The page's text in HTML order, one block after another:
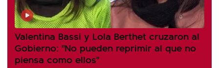
Valentina Bassi y Lola Berthet cruzaron al
Gobierno: "No pueden reprimir al que no
piensa como ellos"